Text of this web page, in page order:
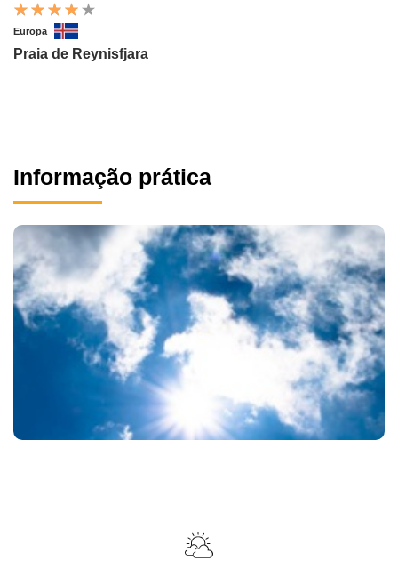
Europa
Praia de Reynisfjara
Informação prática